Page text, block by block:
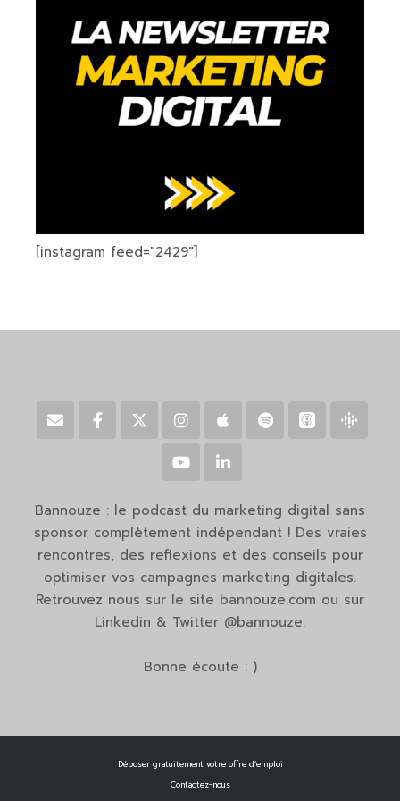
[instagram feed="2429"]
Bannouze : le podcast du marketing digital sans
sponsor complètement indépendant ! Des vraies
rencontres, des reflexions et des conseils pour
optimiser vos campagnes marketing digitales.
Retrouvez nous sur le site bannouze.com ou sur
Linkedin & Twitter @bannouze.
Bonne écoute : )
Déposer gratuitement votre offre d’emploi
Contactez-nous